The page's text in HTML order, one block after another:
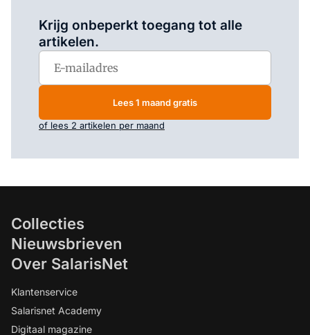
Krijg onbeperkt toegang tot alle
artikelen.
Lees 1 maand gratis
of lees 2 artikelen per maand
Collecties
Nieuwsbrieven
Over SalarisNet
Klantenservice
Salarisnet Academy
Digitaal magazine